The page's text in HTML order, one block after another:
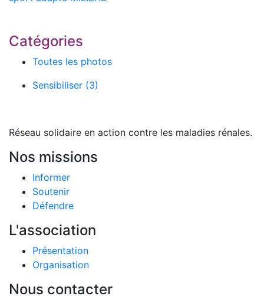
Catégories
Toutes les photos
Sensibiliser (3)
Réseau solidaire en action contre les maladies rénales.
Nos missions
Informer
Soutenir
Défendre
L'association
Présentation
Organisation
Nous contacter